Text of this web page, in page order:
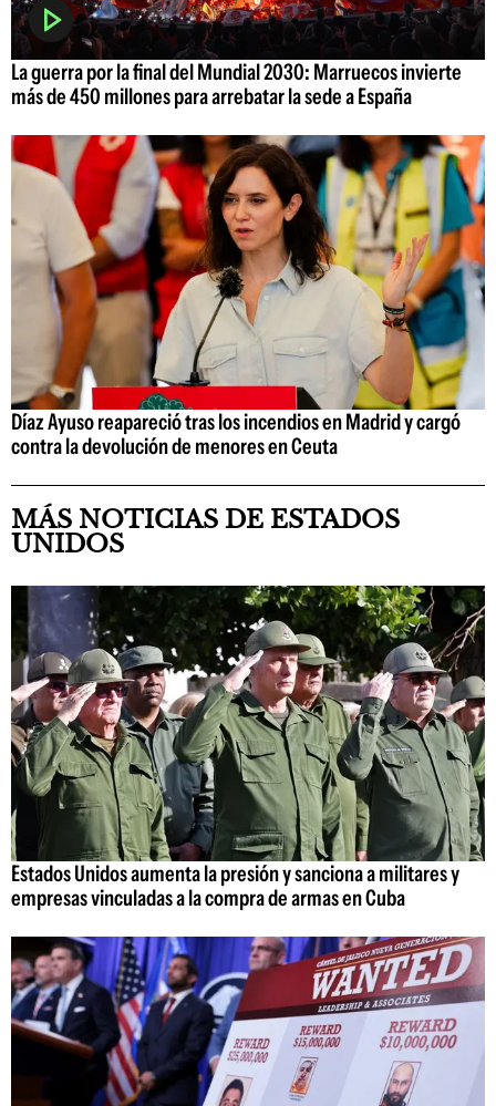
La guerra por la final del Mundial 2030: Marruecos invierte
más de 450 millones para arrebatar la sede a España
Díaz Ayuso reapareció tras los incendios en Madrid y cargó
contra la devolución de menores en Ceuta
MÁS NOTICIAS DE ESTADOS
UNIDOS
Estados Unidos aumenta la presión y sanciona a militares y
empresas vinculadas a la compra de armas en Cuba